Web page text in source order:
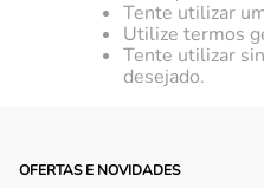
Tente utilizar
Utilize termos
Tente utilizar
desejado.
OFERTAS E NOVIDADES